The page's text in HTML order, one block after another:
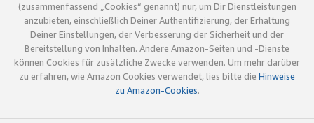
(zusammenfassend „Cookies“ genannt) nur, um Dir Dienstleistungen
anzubieten, einschließlich Deiner Authentifizierung, der Erhaltung
Deiner Einstellungen, der Verbesserung der Sicherheit und der
Bereitstellung von Inhalten. Andere Amazon-Seiten und -Dienste
können Cookies für zusätzliche Zwecke verwenden. Um mehr darüber
zu erfahren, wie Amazon Cookies verwendet, lies bitte die Hinweise
zu Amazon-Cookies.